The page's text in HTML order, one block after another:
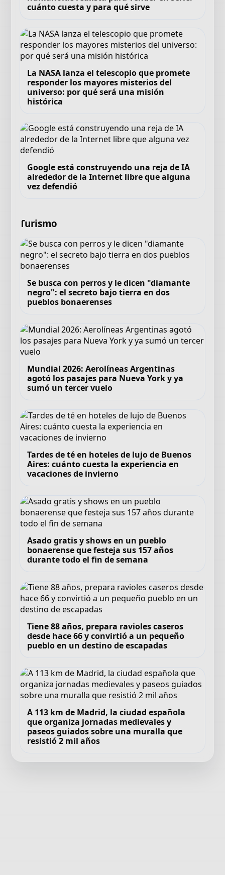
cuánto cuesta y para qué sirve
La NASA lanza el telescopio que promete
responder los mayores misterios del
universo: por qué será una misión
histórica
Google está construyendo una reja de IA
alrededor de la Internet libre que alguna
vez defendió
Turismo
Se busca con perros y le dicen "diamante
negro": el secreto bajo tierra en dos
pueblos bonaerenses
Mundial 2026: Aerolíneas Argentinas
agotó los pasajes para Nueva York y ya
sumó un tercer vuelo
Tardes de té en hoteles de lujo de Buenos
Aires: cuánto cuesta la experiencia en
vacaciones de invierno
Asado gratis y shows en un pueblo
bonaerense que festeja sus 157 años
durante todo el fin de semana
Tiene 88 años, prepara ravioles caseros
desde hace 66 y convirtió a un pequeño
pueblo en un destino de escapadas
A 113 km de Madrid, la ciudad española
que organiza jornadas medievales y
paseos guiados sobre una muralla que
resistió 2 mil años